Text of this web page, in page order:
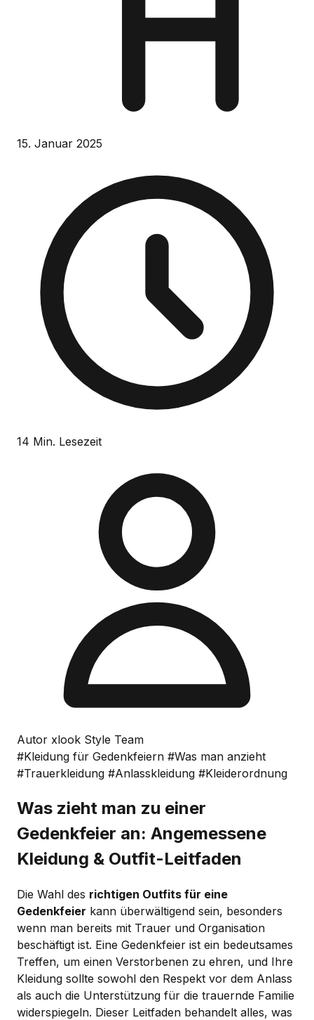
15. Januar 2025
14 Min. Lesezeit
Autor xlook Style Team
#Kleidung für Gedenkfeiern #Was man anzieht
#Trauerkleidung #Anlasskleidung #Kleiderordnung
Was zieht man zu einer
Gedenkfeier an: Angemessene
Kleidung & Outfit-Leitfaden
Die Wahl des richtigen Outfits für eine
Gedenkfeier kann überwältigend sein, besonders
wenn man bereits mit Trauer und Organisation
beschäftigt ist. Eine Gedenkfeier ist ein bedeutsames
Treffen, um einen Verstorbenen zu ehren, und Ihre
Kleidung sollte sowohl den Respekt vor dem Anlass
als auch die Unterstützung für die trauernde Familie
widerspiegeln. Dieser Leitfaden behandelt alles, was